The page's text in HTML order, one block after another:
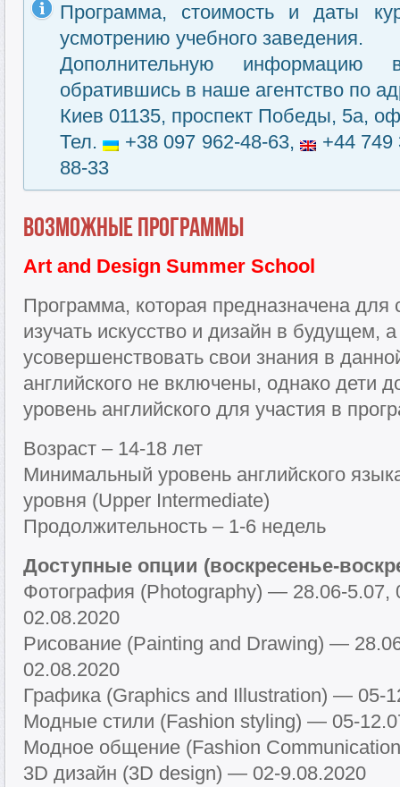
Программа, стоимость и даты
усмотрению учебного заведения.
Дополнительную информацию
обратившись в наше агентство по
Киев 01135, проспект Победы, 5а,
Тел.
+38 097 962-48-63,
+44
88-33
Возможные программы
Art and Design Summer School
Программа, которая предназначена
изучать искусство и дизайн в будущем,
усовершенствовать свои знания в
английского не включены, однако дети
уровень английского для участия в
Возраст – 14-18 лет
Минимальный уровень английского
уровня (Upper Intermediate)
Продолжительность – 1-6 недель
Доступные опции (воскресенье-
Фотография (Photography) — 28.06-5.07,
02.08.2020
Рисование (Painting and Drawing) —
02.08.2020
Графика (Graphics and Illustration) — 05-
Модные стили (Fashion styling) — 05-
Модное общение (Fashion
3D дизайн (3D design) — 02-9.08.2020